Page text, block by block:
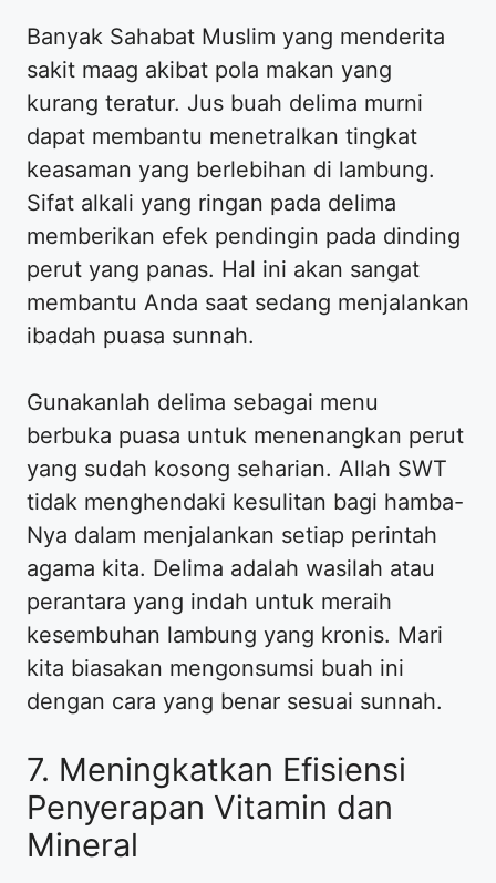
Banyak Sahabat Muslim yang menderita
sakit maag akibat pola makan yang
kurang teratur. Jus buah delima murni
dapat membantu menetralkan tingkat
keasaman yang berlebihan di lambung.
Sifat alkali yang ringan pada delima
memberikan efek pendingin pada dinding
perut yang panas. Hal ini akan sangat
membantu Anda saat sedang menjalankan
ibadah puasa sunnah.
Gunakanlah delima sebagai menu
berbuka puasa untuk menenangkan perut
yang sudah kosong seharian. Allah SWT
tidak menghendaki kesulitan bagi hamba-
Nya dalam menjalankan setiap perintah
agama kita. Delima adalah wasilah atau
perantara yang indah untuk meraih
kesembuhan lambung yang kronis. Mari
kita biasakan mengonsumsi buah ini
dengan cara yang benar sesuai sunnah.
7. Meningkatkan Efisiensi
Penyerapan Vitamin dan
Mineral